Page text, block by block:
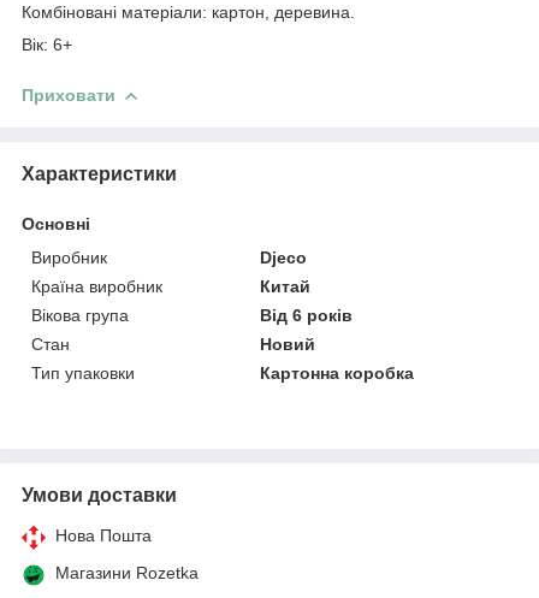
Комбіновані матеріали: картон, деревина.
Вік: 6+
Приховати
Характеристики
Основні
Виробник
Djeco
Країна виробник
Китай
Вікова група
Від 6 років
Стан
Новий
Тип упаковки
Картонна коробка
Умови доставки
Нова Пошта
Магазини Rozetka